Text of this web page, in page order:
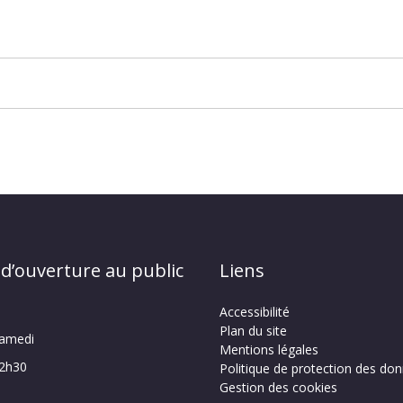
au public
Liens
Accessibilité
Plan du site
Mentions légales
Politique de protection des
Gestion des cookies